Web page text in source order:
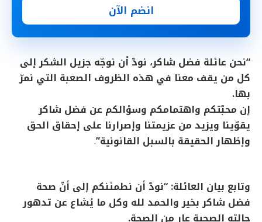
انضم الآن
“نحن عائلة فضل شاكر، نودّ أن نوجّه جزيل الشكر إلى
كل من يقف معنا في هذه الظروف الصعبة التي نمرّ
بها.
إن محبّتكم واهتمامكم وسؤالكم عن فضل شاكر
يقوّينا ويزيد من عزيمتنا وإصرارنا على إحقاق الحق
وإظهار الحقيقة بالسبل القانونية”.
وتابع بيان العائلة: “نودّ أن نطمئنكم إلى أنّ صحة
فضل شاكر بخير والحمد لله وكل ما يُشاع عن تدهور